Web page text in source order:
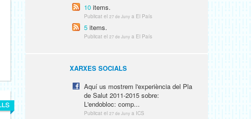
10 items.
Publicat el 27 de Juny a El País
5 items.
Publicat el 27 de Juny a El País
XARXES SOCIALS
Aquí us mostrem l'experiència del Pla
de Salut 2011-2015 sobre:
L'endobloc: comp...
Publicat el 27 de Juny a ICS